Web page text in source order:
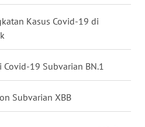
Kasus Covid-19 di
19 Subvarian BN.1
Subvarian XBB